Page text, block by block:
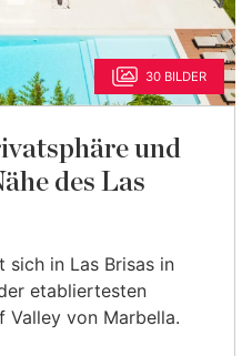
30 BILDER
und
des Las
sich in Las Brisas in
etabliertesten
Valley von Marbella.